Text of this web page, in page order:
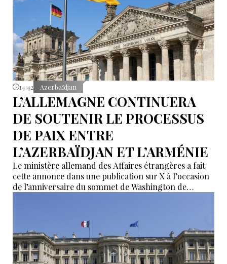
14:42 Azerbaïdjan
L’ALLEMAGNE CONTINUERA
DE SOUTENIR LE PROCESSUS
DE PAIX ENTRE
L’AZERBAÏDJAN ET L’ARMÉNIE
Le ministère allemand des Affaires étrangères a fait
cette annonce dans une publication sur X à l’occasion
de l’anniversaire du sommet de Washington de